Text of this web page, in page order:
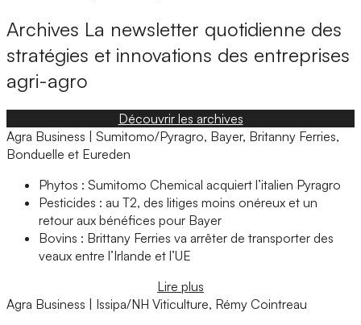
Archives La newsletter quotidienne des
stratégies et innovations des entreprises
agri-agro
Découvrir les archives
Agra Business | Sumitomo/Pyragro, Bayer, Britanny Ferries,
Bonduelle et Eureden
Phytos : Sumitomo Chemical acquiert l’italien Pyragro
Pesticides : au T2, des litiges moins onéreux et un
retour aux bénéfices pour Bayer
Bovins : Brittany Ferries va arrêter de transporter des
veaux entre l’Irlande et l’UE
Lire plus
Agra Business | Issipa/NH Viticulture, Rémy Cointreau